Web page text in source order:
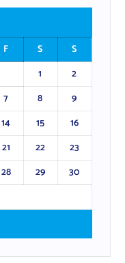
F S
S
1
2
7 8
9
14 15
16
21 22
23
28 29
30